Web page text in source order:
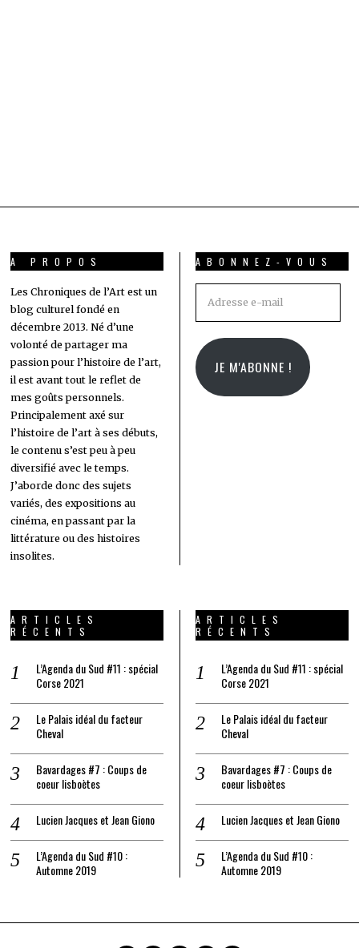
A PROPOS
Les Chroniques de l’Art est un
blog culturel fondé en
décembre 2013. Né d’une
volonté de partager ma
passion pour l’histoire de l’art,
il est avant tout le reflet de
mes goûts personnels.
Principalement axé sur
l’histoire de l’art à ses débuts,
le contenu s’est peu à peu
diversifié avec le temps.
J’aborde donc des sujets
variés, des expositions au
cinéma, en passant par la
littérature ou des histoires
insolites.
ABONNEZ-VOUS
JE M'ABONNE !
ARTICLES
RÉCENTS
L’Agenda du Sud #11 : spécial
Corse 2021
Le Palais idéal du facteur
Cheval
Bavardages #7 : Coups de
coeur lisboètes
Lucien Jacques et Jean Giono
L’Agenda du Sud #10 :
Automne 2019
ARTICLES
RÉCENTS
L’Agenda du Sud #11 : spécial
Corse 2021
Le Palais idéal du facteur
Cheval
Bavardages #7 : Coups de
coeur lisboètes
Lucien Jacques et Jean Giono
L’Agenda du Sud #10 :
Automne 2019